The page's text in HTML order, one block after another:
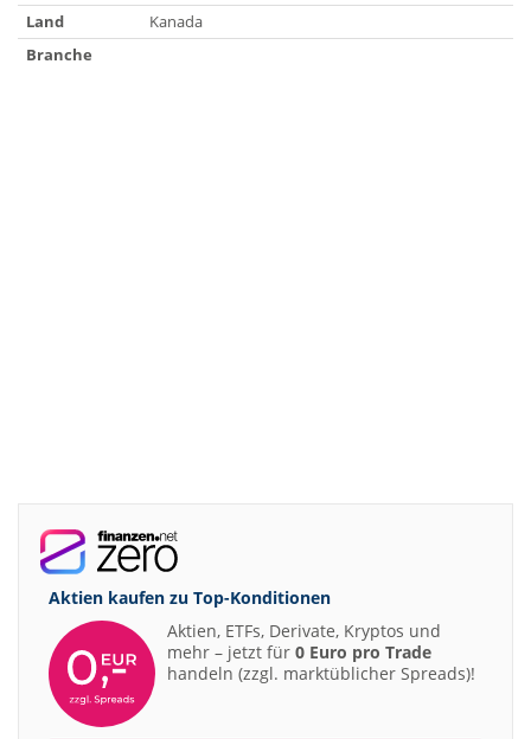
Land
Kanada
Branche
Aktien kaufen zu Top-Konditionen
Aktien, ETFs, Derivate, Kryptos und
mehr – jetzt für 0 Euro pro Trade
handeln (zzgl. marktüblicher Spreads)!